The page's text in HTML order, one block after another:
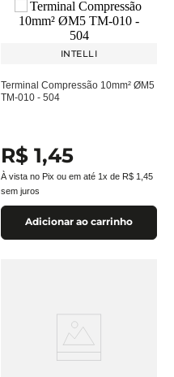
INTELLI
Terminal Compressão 10mm² ØM5
TM-010 - 504
R$ 1,45
À vista no Pix ou em até 1x de R$ 1 45
sem juros
Adicionar ao carrinho